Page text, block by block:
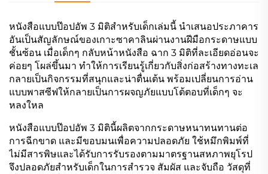
หนังสือแบบป๊อปอัพ 3 มิติสำหรับเด็กเล่มนี้ นำเสนอประภาคาร
อันเป็นสัญลักษณ์ของเกาะซาคาลินผ่านงานฝีมือกระดาษแบบ
ชั้นซ้อน เมื่อเด็กๆ กลับหน้าหนังสือ ฉาก 3 มิติที่ละเอียดอ่อนจะ
ค่อยๆ โผล่ขึ้นมา ทำให้การเรียนรู้เกี่ยวกับสิ่งก่อสร้างทางทะเล
กลายเป็นกิจกรรมที่สนุกและน่าตื่นเต้น พร้อมเปลี่ยนการอ่าน
แบบพาสซีฟให้กลายเป็นการผจญภัยแบบโต้ตอบที่เด็กๆ จะ
หลงใหล
หนังสือแบบป๊อปอัพ 3 มิตินี้ผลิตจากกระดาษหนาทนทานต่อ
การฉีกขาด และมีขอบมนเพื่อความปลอดภัย ใช้หมึกพิมพ์ที่
ไม่มีสารพิษและได้รับการรับรองตามมาตรฐานสหภาพยุโรป
จึงปลอดภัยสำหรับเด็กในการสำรวจ สัมผัส และจับถือ วัสดุที่